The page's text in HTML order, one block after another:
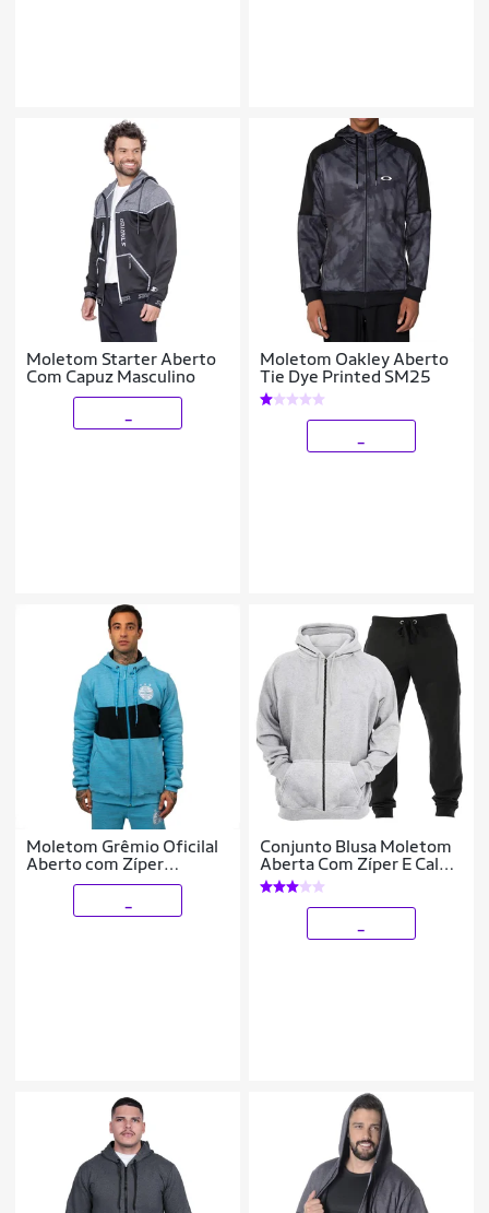
Moletom Starter Aberto
Com Capuz Masculino
Moletom Oakley Aberto
Tie Dye Printed SM25
Moletom Grêmio Oficilal
Aberto com Zíper
Masculino
Conjunto Blusa Moletom
Aberta Com Zíper E Calça
Moletom Plus Size